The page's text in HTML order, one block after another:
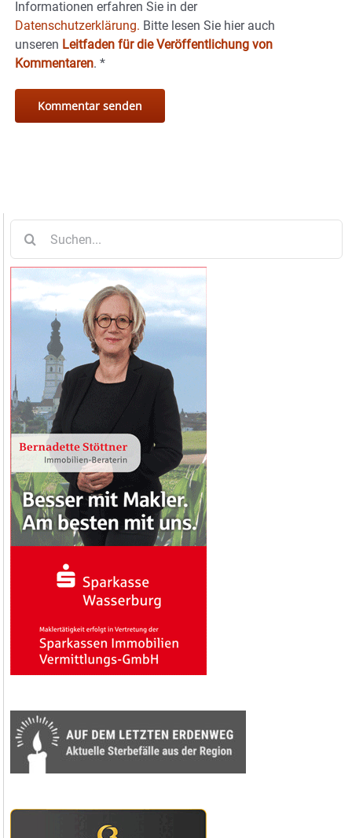
Informationen erfahren Sie in der
Datenschutzerklärung. Bitte lesen Sie hier auch
unseren Leitfaden für die Veröffentlichung von
Kommentaren. *
nach: